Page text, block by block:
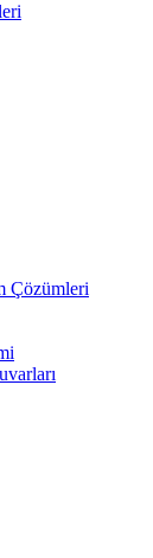
Çözümleri